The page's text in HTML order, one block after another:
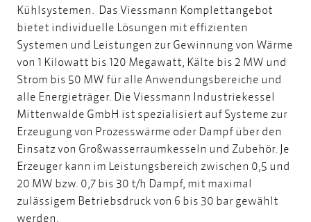
Kühlsystemen. Das Viessmann Komplettangebot
bietet individuelle Lösungen mit effizienten
Systemen und Leistungen zur Gewinnung von Wärme
von 1 Kilowatt bis 120 Megawatt, Kälte bis 2 MW und
Strom bis 50 MW für alle Anwendungsbereiche und
alle Energieträger. Die Viessmann Industriekessel
Mittenwalde GmbH ist spezialisiert auf Systeme zur
Erzeugung von Prozesswärme oder Dampf über den
Einsatz von Großwasserraumkesseln und Zubehör. Je
Erzeuger kann im Leistungsbereich zwischen 0,5 und
20 MW bzw. 0,7 bis 30 t/h Dampf, mit maximal
zulässigem Betriebsdruck von 6 bis 30 bar gewählt
werden.